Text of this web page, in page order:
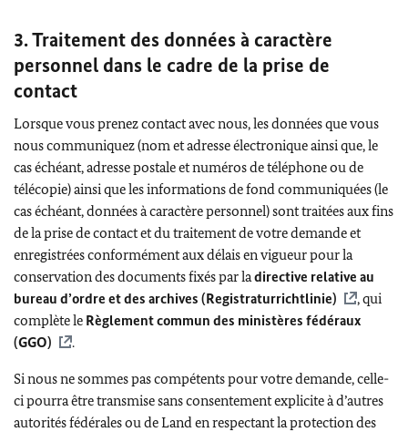
3. Traitement des données à caractère
personnel dans le cadre de la prise de
contact
Lorsque vous prenez contact avec nous, les données que vous
nous communiquez (nom et adresse électronique ainsi que, le
cas échéant, adresse postale et numéros de téléphone ou de
télécopie) ainsi que les informations de fond communiquées (le
cas échéant, données à caractère personnel) sont traitées aux fins
de la prise de contact et du traitement de votre demande et
enregistrées conformément aux délais en vigueur pour la
conservation des documents fixés par ladirective relative au
bureau d’ordre et des archives (Registraturrichtlinie)
, qui
complète le Règlement commun des ministères fédéraux
(GGO)
.
Si nous ne sommes pas compétents pour votre demande, celle-
ci pourra être transmise sans consentement explicite à d’autres
autorités fédérales ou de Land en respectant la protection des